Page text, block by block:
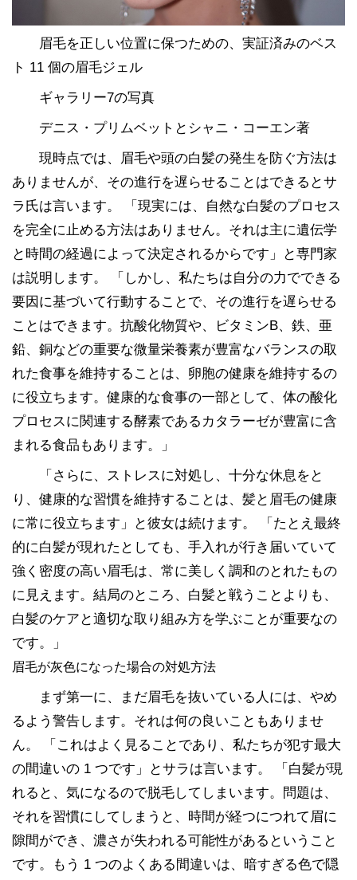
眉毛を正しい位置に保つための、実証済みのベス
ト 11 個の眉毛ジェル
ギャラリー7の写真
デニス・プリムベットとシャニ・コーエン著
現時点では、眉毛や頭の白髪の発生を防ぐ方法は
ありませんが、その進行を遅らせることはできるとサ
ラ氏は言います。 「現実には、自然な白髪のプロセス
を完全に止める方法はありません。それは主に遺伝学
と時間の経過によって決定されるからです」と専門家
は説明します。 「しかし、私たちは自分の力でできる
要因に基づいて行動することで、その進行を遅らせる
ことはできます。抗酸化物質や、ビタミンB、鉄、亜
鉛、銅などの重要な微量栄養素が豊富なバランスの取
れた食事を維持することは、卵胞の健康を維持するの
に役立ちます。健康的な食事の一部として、体の酸化
プロセスに関連する酵素であるカタラーゼが豊富に含
まれる食品もあります。」
「さらに、ストレスに対処し、十分な休息をと
り、健康的な習慣を維持することは、髪と眉毛の健康
に常に役立ちます」と彼女は続けます。 「たとえ最終
的に白髪が現れたとしても、手入れが行き届いていて
強く密度の高い眉毛は、常に美しく調和のとれたもの
に見えます。結局のところ、白髪と戦うことよりも、
白髪のケアと適切な取り組み方を学ぶことが重要なの
です。」
眉毛が灰色になった場合の対処方法
まず第一に、まだ眉毛を抜いている人には、やめ
るよう警告します。それは何の良いこともありませ
ん。 「これはよく見ることであり、私たちが犯す最大
の間違いの 1 つです」とサラは言います。 「白髪が現
れると、気になるので脱毛してしまいます。問題は、
それを習慣にしてしまうと、時間が経つにつれて眉に
隙間ができ、濃さが失われる可能性があるということ
です。もう 1 つのよくある間違いは、暗すぎる色で隠